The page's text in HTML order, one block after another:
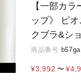
【一部カ
ップ》 ピ
クブラ&シ
商品番号 b57ga
¥3,992 〜 ¥